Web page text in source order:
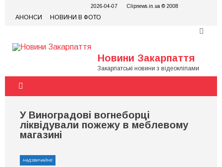
content
2026-04-07 Clipnews.in.ua © 2008
АНОНСИ НОВИНИ В ФОТО
Новини Закарпаття
Закарпатські новини з відеокліпами
У Виноградові вогнеборці
ліквідували пожежу в меблевому
магазині
НАДЗВИЧАЙНЕ